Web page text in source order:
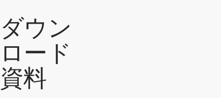
ダウン
ロード
資料